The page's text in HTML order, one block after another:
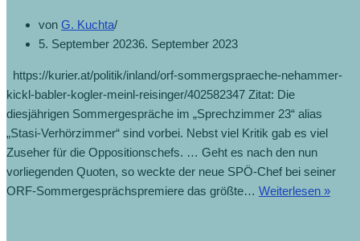
von G. Kuchta
5. September 20236. September 2023
https://kurier.at/politik/inland/orf-sommergspraeche-nehammer-
kickl-babler-kogler-meinl-reisinger/402582347 Zitat: Die
diesjährigen Sommergespräche im „Sprechzimmer 23“ alias
„Stasi-Verhörzimmer“ sind vorbei. Nebst viel Kritik gab es viel
Zuseher für die Oppositionschefs. … Geht es nach den nun
vorliegenden Quoten, so weckte der neue SPÖ-Chef bei seiner
ORF-Sommergesprächspremiere das größte… Weiterlesen »